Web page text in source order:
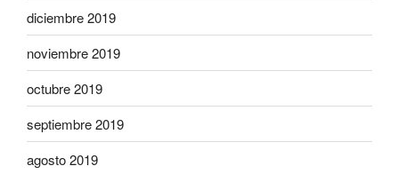
diciembre 2019
noviembre 2019
octubre 2019
septiembre 2019
agosto 2019